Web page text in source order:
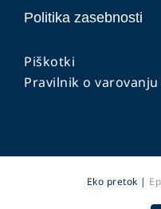
Politika zasebnosti
Piškotki
Pravilnik o
Eko pretok |